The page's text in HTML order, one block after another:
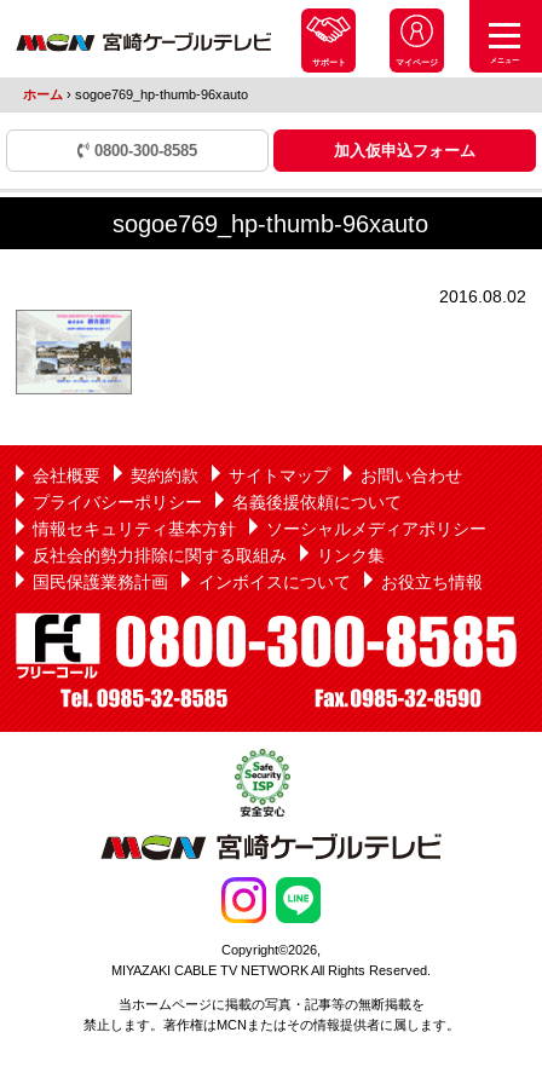
サポート マイページ メニュー
ホーム ›sogoe769_hp-thumb-96xauto
0800-300-8585 加入仮申込フォーム
sogoe769_hp-thumb-96xauto
2016.08.02
会社概要 契約約款 サイトマップ
お問い合わせ
プライバシーポリシー
名義後援依頼について
情報セキュリティ基本方針
ソーシャルメディアポリシー
反社会的勢力排除に関する取組み
リンク集
国民保護業務計画
インボイスについて お役立ち情報
Copyright©2026,
MIYAZAKI CABLE TV NETWORK All Rights Reserved.
当ホームページに掲載の写真・記事等の無断掲載を
禁止します。著作権はMCNまたはその情報提供者に属します。